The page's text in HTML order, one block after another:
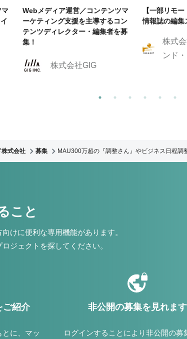
マ
Webメディア運営／コンテンツマ
ーケティング支援を主導するコン
テンツディレクター・編集者を募
集！
株式会社GIG
【一部リモ
情報誌の編集
株式
ンド
株式会社 募集 MAU300万超の『調整さん』やビジネス日程
こと
けに便利な専用機能があります。
ジェクトを探してください。
ご紹介
に、マッ
非公開の募集を見れます
ログインすることにより非公開の募